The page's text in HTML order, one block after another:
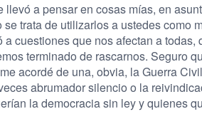
llevó a pensar en cosas mías, en
se trata de utilizarlos a ustedes como
a cuestiones que nos afectan a
terminado de rascarnos. Seguro
acordé de una, obvia, la Guerra
abrumador silencio o la
la democracia sin ley y quienes